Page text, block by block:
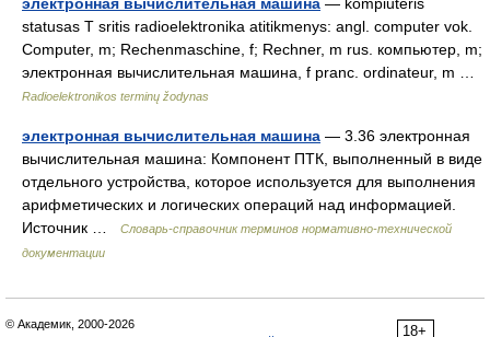
statusas T sritis radioelektronika atitikmenys: angl. computer vok.
Computer, m; Rechenmaschine, f; Rechner, m rus. компьютер, m;
электронная вычислительная машина, f pranc. ordinateur, m …
Radioelektronikos terminų žodynas
электронная вычислительная машина — 3.36 электронная
вычислительная машина: Компонент ПТК, выполненный в виде
отдельного устройства, которое используется для выполнения
арифметических и логических операций над информацией.
Источник …
Словарь-справочник терминов нормативно-технической
документации
18+
© Академик, 2000-2026